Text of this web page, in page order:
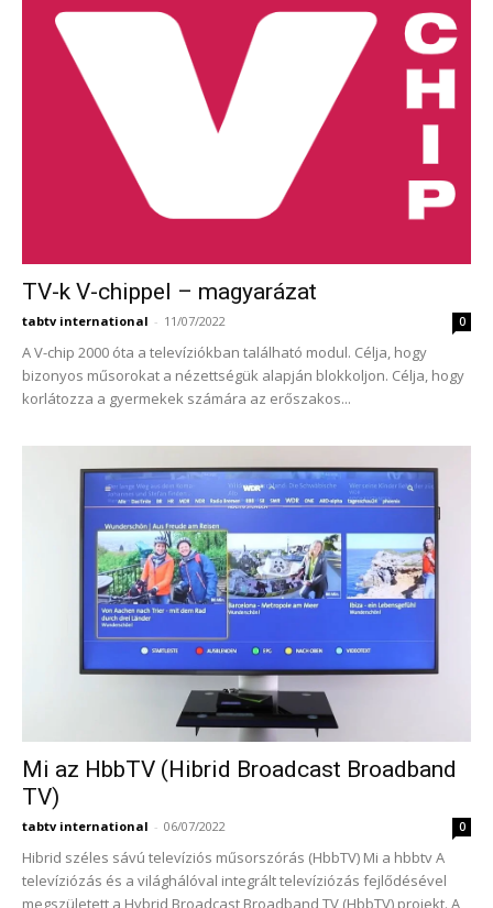
TV-k V-chippel – magyarázat
tabtv international - 11/07/2022 0
A V-chip 2000 óta a televíziókban található modul. Célja, hogy
bizonyos műsorokat a nézettségük alapján blokkoljon. Célja, hogy
korlátozza a gyermekek számára az erőszakos...
Mi az HbbTV (Hibrid Broadcast Broadband
TV)
tabtv international - 06/07/2022 0
Hibrid széles sávú televíziós műsorszórás (HbbTV) Mi a hbbtv A
televíziózás és a világhálóval integrált televíziózás fejlődésével
megszületett a Hybrid Broadcast Broadband TV (HbbTV) projekt. A